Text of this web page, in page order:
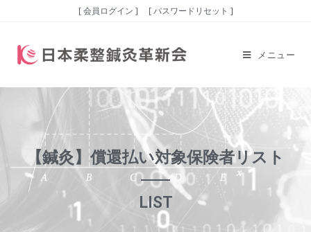
[ 会員ログイン ] [ パスワードリセット ]
メニュー
【鍼灸】償還払い対象保険者リスト
LIST